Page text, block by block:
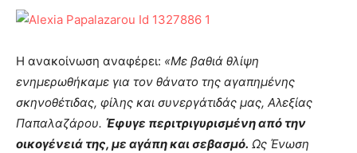
Η ανακοίνωση αναφέρει: «Με βαθιά θλίψη
ενημερωθήκαμε για τον θάνατο της αγαπημένης
σκηνοθέτιδας, φίλης και συνεργάτιδάς μας, Αλεξίας
Παπαλαζάρου. Έφυγε περιτριγυρισμένη από την
οικογένειά της, με αγάπη και σεβασμό. Ως Ένωση